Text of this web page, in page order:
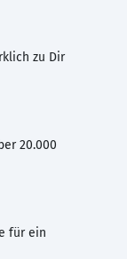
zu Dir
20.000
für ein